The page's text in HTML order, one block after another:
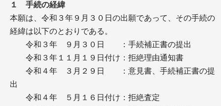
１ 手続の経緯
本願は、令和３年９月３０日の出願であって、その手続の
経緯は以下のとおりである。
令和３年 ９月３０日 ：手続補正書の提出
令和３年１１月１９日付け：拒絶理由通知書
令和４年 ３月２９日 ：意見書、手続補正書の提
出
令和４年 ５月１６日付け：拒絶査定